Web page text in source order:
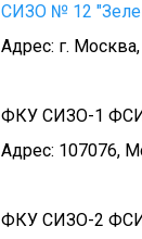
СИЗО № 12
Адрес: г.
ФКУ СИЗО-1
Адрес: 107076,
ФКУ СИЗО-2